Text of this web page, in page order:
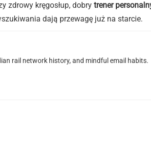
zdrowy kręgosłup, dobry trener
dają przewagę już na starcie.
rail network history, and mindful email habits.